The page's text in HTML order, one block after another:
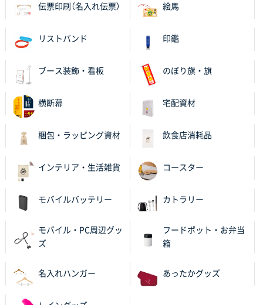
伝票印刷（名入れ伝票） 絵馬
リストバンド 印鑑
ブース装飾・看板 のぼり旗・旗
横断幕 宅配資材
梱包・ラッピング資材 飲食店消耗品
インテリア・生活雑貨 コースター
モバイルバッテリー カトラリー
モバイル・PC周辺グッ
ズ
フードポット・お弁当
箱
名入れハンガー あったかグッズ